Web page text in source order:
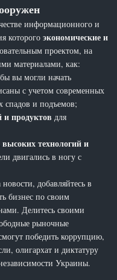
информационного и
которогоэкономические и
проектом, на
материалами, как:
вы могли начать
с учетом современных
спадов и подъемов;
и продуктов для
технологий и
двигались в ногу с
добавляйтесь в
бизнес по своим
Делитесь своими
рыночные
победить коррупцию,
олигархат и диктатуру
Украины.